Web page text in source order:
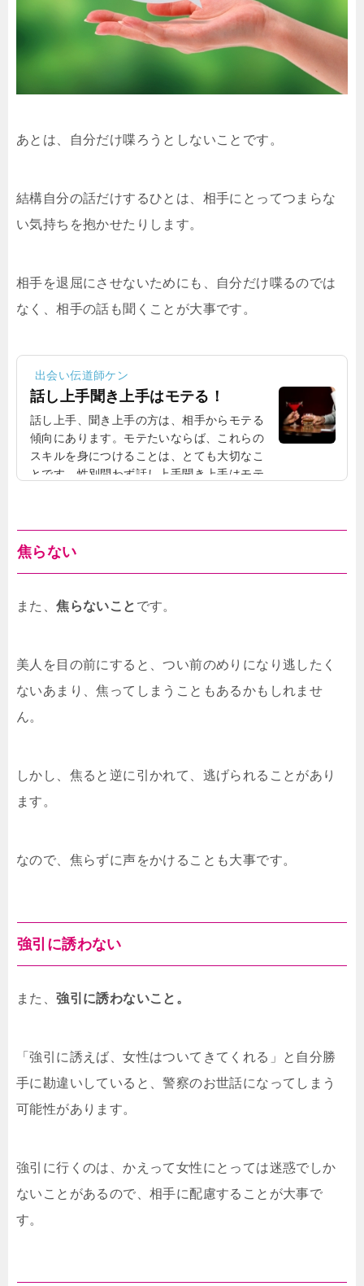
あとは、自分だけ喋ろうとしないことです。
結構自分の話だけするひとは、相手にとってつまらな
い気持ちを抱かせたりします。
相手を退屈にさせないためにも、自分だけ喋るのでは
なく、相手の話も聞くことが大事です。
出会い伝道師ケン
話し上手聞き上手はモテる！
話し上手、聞き上手の方は、相手からモテる
傾向にあります。モテたいならば、これらの
スキルを身につけることは、とても大切なこ
とです。性別問わず話し上手聞き上手はモテ
いです。これは、男性に限ったことではな
く、女性でも言えることなのです。本当に上
手な話し手・聞き手は驚くほど少ないなぜ、
れだけ上手な話し手や聞き手が少ないからで
す。多くのひとは自分のことばかり考えてい
焦らない
また、焦らないこと です。
美人を目の前にすると、つい前のめりになり逃したく
ないあまり、焦ってしまうこともあるかもしれませ
ん。
しかし、焦ると逆に引かれて、逃げられることがあり
ます。
なので、焦らずに声をかけることも大事です。
強引に誘わない
また、強引に誘わないこと。
「強引に誘えば、女性はついてきてくれる」と自分勝
手に勘違いしていると、警察のお世話になってしまう
可能性があります。
強引に行くのは、かえって女性にとっては迷惑でしか
ないことがあるので、相手に配慮することが大事で
す。